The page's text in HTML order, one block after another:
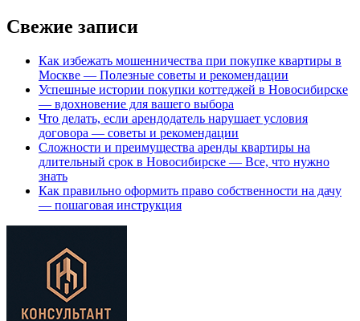
Свежие записи
Как избежать мошенничества при покупке квартиры в
Москве — Полезные советы и рекомендации
Успешные истории покупки коттеджей в Новосибирске
— вдохновение для вашего выбора
Что делать, если арендодатель нарушает условия
договора — советы и рекомендации
Сложности и преимущества аренды квартиры на
длительный срок в Новосибирске — Все, что нужно
знать
Как правильно оформить право собственности на дачу
— пошаговая инструкция